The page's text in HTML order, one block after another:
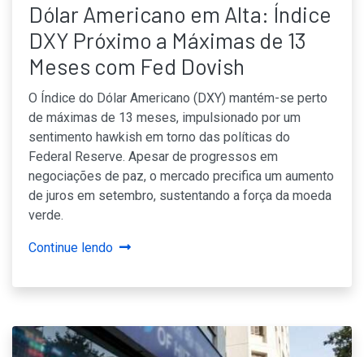
Dólar Americano em Alta: Índice
DXY Próximo a Máximas de 13
Meses com Fed Dovish
O Índice do Dólar Americano (DXY) mantém-se perto
de máximas de 13 meses, impulsionado por um
sentimento hawkish em torno das políticas do
Federal Reserve. Apesar de progressos em
negociações de paz, o mercado precifica um aumento
de juros em setembro, sustentando a força da moeda
verde.
Continue lendo